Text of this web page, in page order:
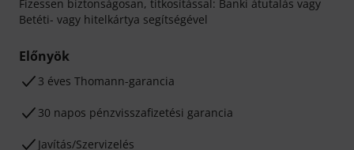
Fizessen biztonságosan, titkosítással: Banki átutalás vagy
Betéti- vagy hitelkártya segítségével
Előnyök
3 éves Thomann-garancia
30 napos pénzvisszafizetési garancia
Javítás/Szervizelés